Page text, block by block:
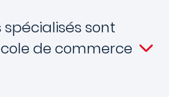
sont
de commerce